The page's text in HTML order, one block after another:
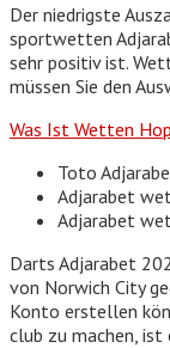
Der niedrigste
sportwetten
sehr positiv ist.
müssen Sie den
Was Ist Wetten
Toto
Adjarabet
Adjarabet
Darts Adjarabet
von Norwich City
Konto erstellen
club zu machen, ist